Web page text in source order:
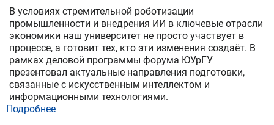
В условиях стремительной роботизации
промышленности и внедрения ИИ в ключевые отрасли
экономики наш университет не просто участвует в
процессе, а готовит тех, кто эти изменения создаёт. В
рамках деловой программы форума ЮУрГУ
презентовал актуальные направления подготовки,
связанные с искусственным интеллектом и
информационными технологиями.
Подробнее